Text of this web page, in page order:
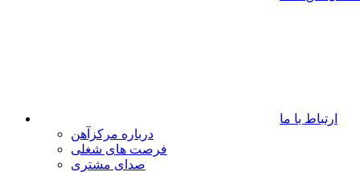
ارتباط با ما
درباره مرکزآهن
فرصت های شغلی
صدای مشتری